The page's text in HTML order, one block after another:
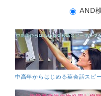
AND
中高年からはじめる英会話スピ